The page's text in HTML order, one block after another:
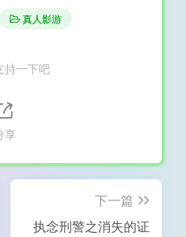
真人影游
持一下吧
享
下一篇
执念刑警之消失的证